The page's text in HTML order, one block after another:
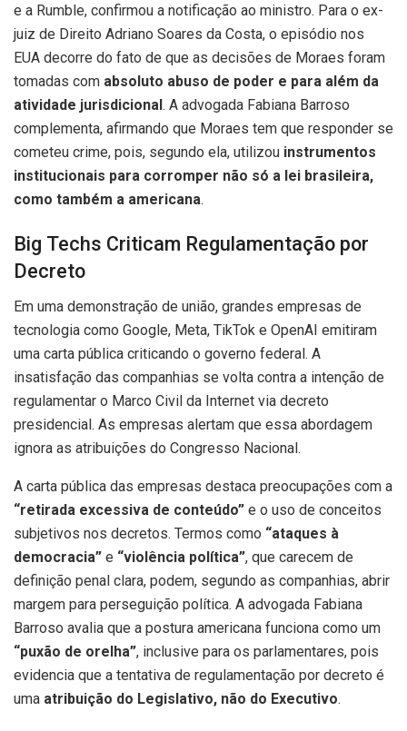
e a Rumble, confirmou a notificação ao ministro. Para o ex-
juiz de Direito Adriano Soares da Costa, o episódio nos
EUA decorre do fato de que as decisões de Moraes foram
tomadas com absoluto abuso de poder e para além da
atividade jurisdicional. A advogada Fabiana Barroso
complementa, afirmando que Moraes tem que responder se
cometeu crime, pois, segundo ela, utilizou instrumentos
institucionais para corromper não só a lei brasileira,
como também a americana.
Big Techs Criticam Regulamentação por
Decreto
Em uma demonstração de união, grandes empresas de
tecnologia como Google, Meta, TikTok e OpenAI emitiram
uma carta pública criticando o governo federal. A
insatisfação das companhias se volta contra a intenção de
regulamentar o Marco Civil da Internet via decreto
presidencial. As empresas alertam que essa abordagem
ignora as atribuições do Congresso Nacional.
A carta pública das empresas destaca preocupações com a
“retirada excessiva de conteúdo” e o uso de conceitos
subjetivos nos decretos. Termos como “ataques à
democracia” e “violência política”, que carecem de
definição penal clara, podem, segundo as companhias, abrir
margem para perseguição política. A advogada Fabiana
Barroso avalia que a postura americana funciona como um
“puxão de orelha”, inclusive para os parlamentares, pois
evidencia que a tentativa de regulamentação por decreto é
uma atribuição do Legislativo, não do Executivo.